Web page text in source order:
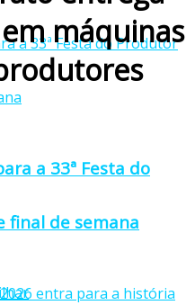
a 33ª Festa do
final de semana
máquinas